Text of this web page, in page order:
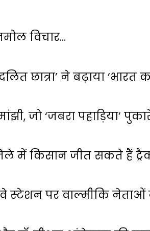
विचार…
छात्रा’ ने बढ़ाया ‘भारत
जो ‘जबरा पहाड़िया’
में किसान जीत सकते हैं
पर वाल्‍मीकि नेताओं ने